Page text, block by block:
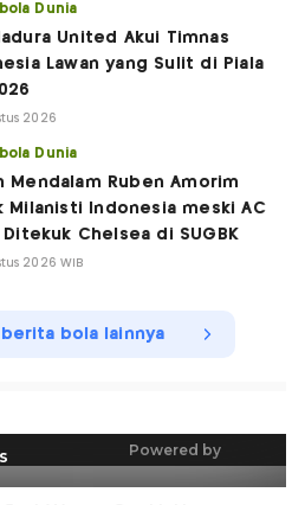
Dunia
United Akui Timnas
Lawan yang Sulit di Piala
2026
Dunia
Mendalam Ruben Amorim
Milanisti Indonesia meski AC
Ditekuk Chelsea di SUGBK
2026 WIB
bola lainnya